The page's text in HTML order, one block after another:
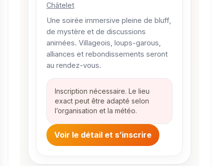
Châtelet
Une soirée immersive pleine de bluff,
de mystère et de discussions
animées. Villageois, loups-garous,
alliances et rebondissements seront
au rendez-vous.
Inscription nécessaire. Le lieu
exact peut être adapté selon
l’organisation et la météo.
Voir le détail et s’inscrire